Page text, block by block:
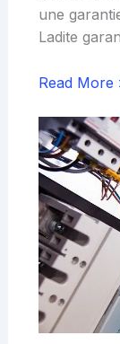
une
Ladite
Read More